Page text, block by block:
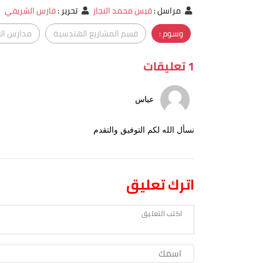
مراسل:قيس محمد النجار تحرير:فارس الشريفي
وسوم :
قسم المشاريع الهندسية مدارس
1 تعليقات
عباس
نسأل الله لكم التوفيق والتقدم
اترك تعليق